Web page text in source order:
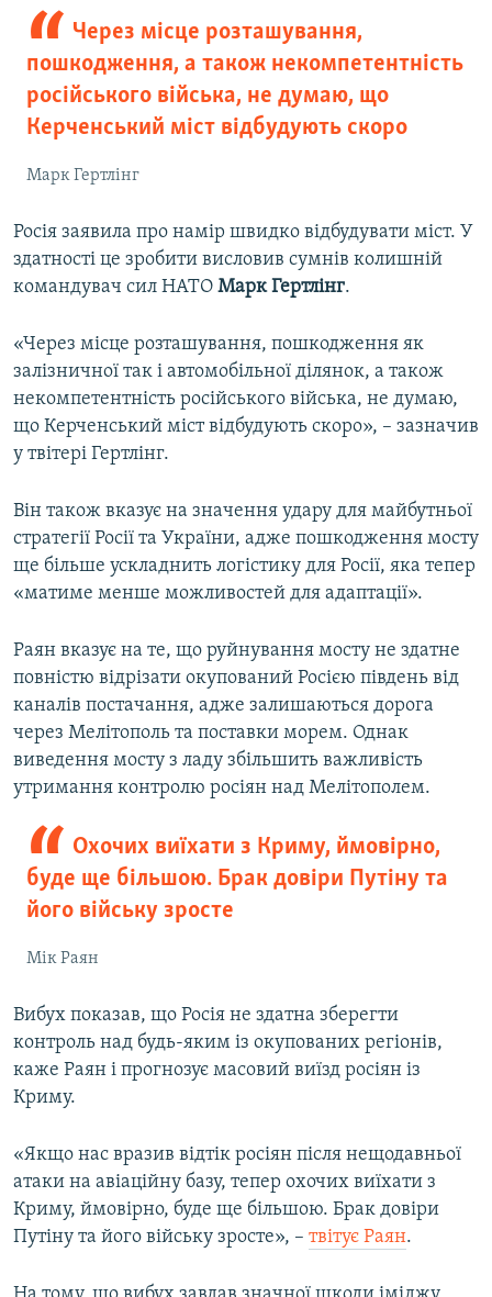
Через місце розташування,
пошкодження, а також некомпетентність
російського війська, не думаю, що
Керченський міст відбудують скоро
Марк Гертлінг
Росія заявила про намір швидко відбудувати міст. У
здатності це зробити висловив сумнів колишній
командувач сил НАТО Марк Гертлінг.
«Через місце розташування, пошкодження як
залізничної так і автомобільної ділянок, а також
некомпетентність російського війська, не думаю,
що Керченський міст відбудують скоро», – зазначив
у твітері Гертлінг.
Він також вказує на значення удару для майбутньої
стратегії Росії та України, адже пошкодження мосту
ще більше ускладнить логістику для Росії, яка тепер
«матиме менше можливостей для адаптації».
Раян вказує на те, що руйнування мосту не здатне
повністю відрізати окупований Росією південь від
каналів постачання, адже залишаються дорога
через Мелітополь та поставки морем. Однак
виведення мосту з ладу збільшить важливість
утримання контролю росіян над Мелітополем.
Охочих виїхати з Криму, ймовірно,
буде ще більшою. Брак довіри Путіну та
його війську зросте
Мік Раян
Вибух показав, що Росія не здатна зберегти
контроль над будь-яким із окупованих регіонів,
каже Раян і прогнозує масовий виїзд росіян із
Криму.
«Якщо нас вразив відтік росіян після нещодавньої
атаки на авіаційну базу, тепер охочих виїхати з
Криму, ймовірно, буде ще більшою. Брак довіри
Путіну та його війську зросте», – твітує Раян.